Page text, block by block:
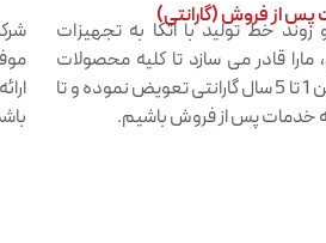
از فروش (گارانتی)​
روند خط تولید با اتکا به تجهیزات
مارا قادر می سازد تا کلیه محصولات
برق صنعتی NSC را بین 1 تا 5 سال گارانتی تعویض نموده و تا